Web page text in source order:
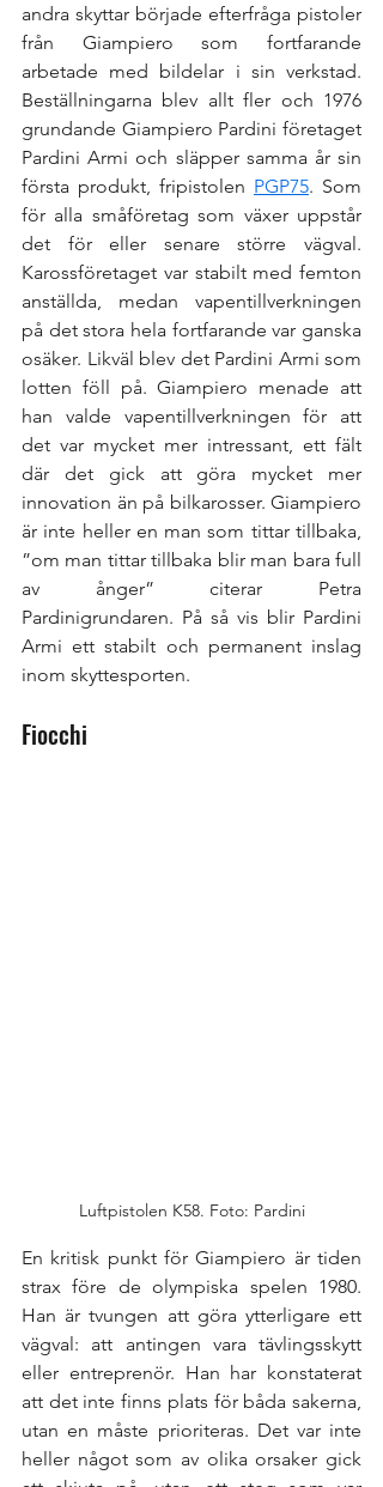
andra skyttar började efterfråga pistoler
från Giampiero som fortfarande
arbetade med bildelar i sin verkstad.
Beställningarna blev allt fler och 1976
grundande Giampiero Pardini företaget
Pardini Armi och släpper samma år sin
första produkt, fripistolen PGP75. Som
för alla småföretag som växer uppstår
det för eller senare större vägval.
Karossföretaget var stabilt med femton
anställda, medan vapentillverkningen
på det stora hela fortfarande var ganska
osäker. Likväl blev det Pardini Armi som
lotten föll på. Giampiero menade att
han valde vapentillverkningen för att
det var mycket mer intressant, ett fält
där det gick att göra mycket mer
innovation än på bilkarosser. Giampiero
är inte heller en man som tittar tillbaka,
”om man tittar tillbaka blir man bara full
av ånger” citerar Petra
Pardinigrundaren. På så vis blir Pardini
Armi ett stabilt och permanent inslag
inom skyttesporten.
Fiocchi
Luftpistolen K58. Foto: Pardini
En kritisk punkt för Giampiero är tiden
strax före de olympiska spelen 1980.
Han är tvungen att göra ytterligare ett
vägval: att antingen vara tävlingsskytt
eller entreprenör. Han har konstaterat
att det inte finns plats för båda sakerna,
utan en måste prioriteras. Det var inte
heller något som av olika orsaker gick